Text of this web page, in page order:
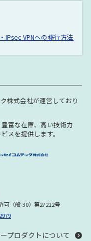
IPsec VPNへの移行方法
株式会社が運営しており
富な在庫、高い技術力
スを提供します。
可（般-30）第27212号
プロダクトについて